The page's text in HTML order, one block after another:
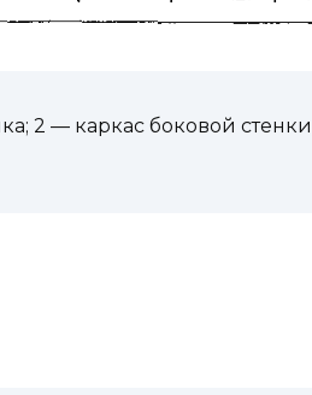
2 — каркас боковой